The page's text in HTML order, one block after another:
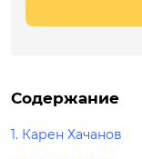
Содержание
1. Карен Хачанов